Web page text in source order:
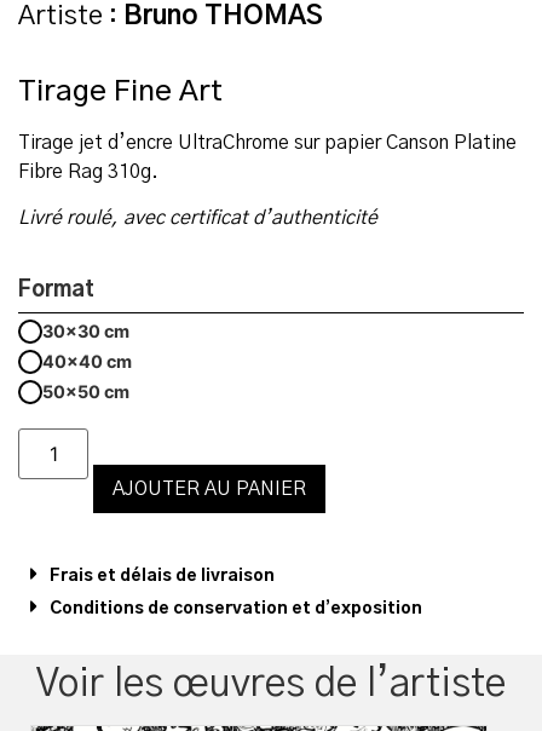
Artiste : Bruno THOMAS
Tirage Fine Art
Tirage jet d’encre UltraChrome sur papier Canson Platine
Fibre Rag 310g.
Livré roulé, avec certificat d’authenticité
Format
30x30 cm
40x40 cm
50x50 cm
AJOUTER AU PANIER
Frais et délais de livraison
Conditions de conservation et d’exposition
Voir les œuvres de l’artiste